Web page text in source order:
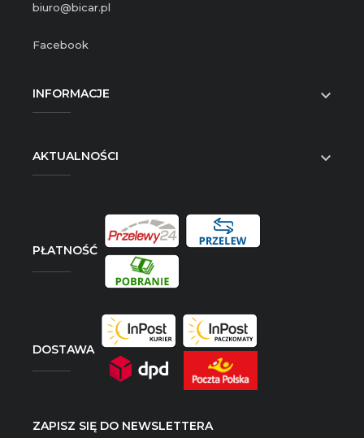
biuro@bicar.pl
Facebook
INFORMACJE 
AKTUALNOŚCI 
PŁATNOŚĆ
DOSTAWA
ZAPISZ SIĘ DO NEWSLETTERA